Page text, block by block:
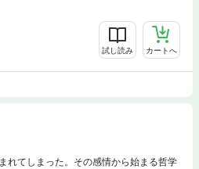
試し読み カートへ
れてしまった。その感情から始まる哲学